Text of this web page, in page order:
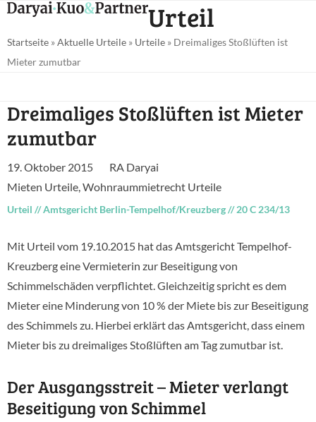
Skip
content
Open
menu
Close
menu
Urteil
Startseite »Aktuelle Urteile » Urteile » Dreimaliges Stoßlüften ist
Mieter zumutbar
Dreimaliges Stoßlüften ist Mieter
zumutbar
19. Oktober 2015
RA Daryai
Mieten Urteile,Wohnraummietrecht Urteile
Urteil //Amtsgericht Berlin-Tempelhof/Kreuzberg//20 C 234/13
Mit Urteil vom 19.10.2015 hat das Amtsgericht Tempelhof-
Kreuzberg eine Vermieterin zur Beseitigung von
Schimmelschäden verpflichtet. Gleichzeitig spricht es dem
Mieter eine Minderung von 10 % der Miete bis zur Beseitigung
des Schimmels zu. Hierbei erklärt das Amtsgericht, dass einem
Mieter bis zu dreimaliges Stoßlüften am Tag zumutbar ist.
Der Ausgangsstreit – Mieter verlangt
Beseitigung von Schimmel